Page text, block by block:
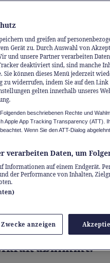
abnimmt.
und greifen auf
Gerät zu. Durch Auswahl von
und unsere Partner verarbeiten
deaktiviert sind, sind manche
Sie können dieses Menü jederzeit
widerrufen, indem Sie auf den Link
gelten innerhalb unseres
beschriebenen Rechte und
Apple App Tracking Transparency (ATT).
Wenn Sie den ATT-Dialog
verarbeiten Daten, um
Informationen auf einem Endgerät.
der Performance von Inhalten,
Zwecke anzeigen